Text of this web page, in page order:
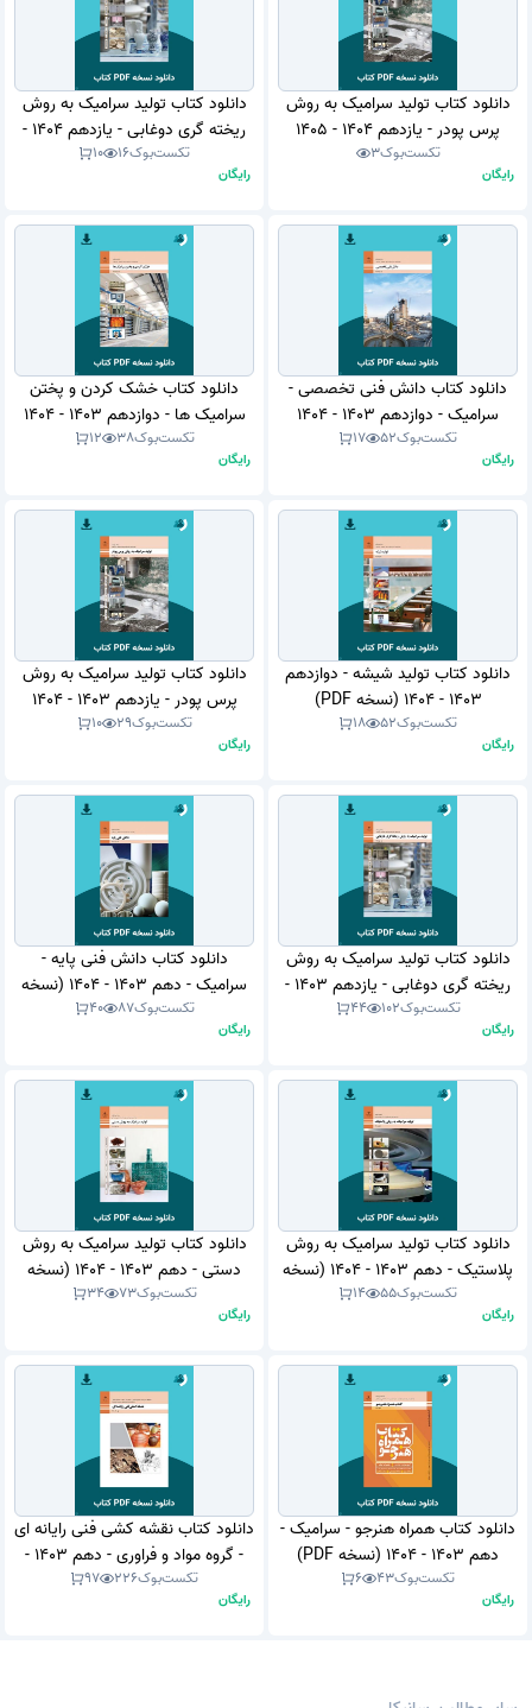
دانلود کتاب تولید سرامیک به روش
پرس پودر - یازدهم 1404 - 1405
(نسخه PDF)
تکست‌بوک3
رایگان
دانلود کتاب تولید سرامیک به روش
ریخته گری دوغابی - یازدهم 1404 -
1405 (نسخه PDF)
تکست‌بوک16
10
رایگان
دانلود کتاب دانش فنی تخصصی -
سرامیک - دوازدهم 1403 - 1404
(نسخه PDF)
تکست‌بوک52
17
رایگان
دانلود کتاب خشک کردن و پختن
سرامیک ها - دوازدهم 1403 - 1404
(نسخه PDF)
تکست‌بوک38
12
رایگان
دانلود کتاب تولید شیشه - دوازدهم
1403 - 1404 (نسخه PDF)
تکست‌بوک52
18
رایگان
دانلود کتاب تولید سرامیک به روش
پرس پودر - یازدهم 1403 - 1404
(نسخه PDF)
تکست‌بوک29
10
رایگان
دانلود کتاب تولید سرامیک به روش
ریخته گری دوغابی - یازدهم 1403 -
1404 (نسخه PDF)
تکست‌بوک102
44
رایگان
دانلود کتاب دانش فنی پایه -
سرامیک - دهم 1403 - 1404 (نسخه
PDF)
تکست‌بوک87
40
رایگان
دانلود کتاب تولید سرامیک به روش
پلاستیک - دهم 1403 - 1404 (نسخه
PDF)
تکست‌بوک55
14
رایگان
دانلود کتاب تولید سرامیک به روش
دستی - دهم 1403 - 1404 (نسخه
PDF)تکست‌بوک73
34
رایگان
دانلود کتاب همراه هنرجو - سرامیک -
دهم 1403 - 1404 (نسخه PDF)
تکست‌بوک43
6
رایگان
دانلود کتاب نقشه کشی فنی رایانه ای
- گروه مواد و فراوری - دهم 1403 -
1404 (نسخه PDF)
تکست‌بوک226
97
رایگان